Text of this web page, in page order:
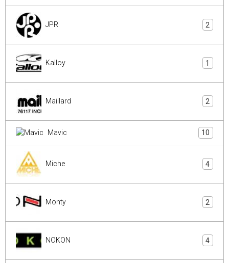
JPR 2
Kalloy 1
Maillard 2
Mavic 10
Miche 4
Monty 2
NOKON 4